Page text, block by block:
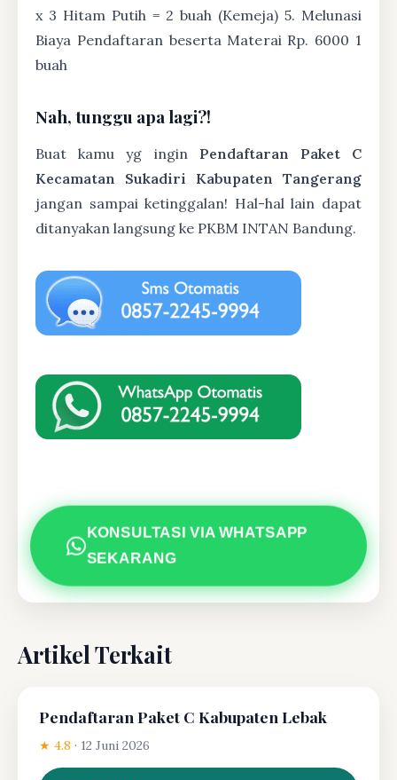
x 3 Hitam Putih = 2 buah (Kemeja) 5. Melunasi
Biaya Pendaftaran beserta Materai Rp. 6000 1
buah
Nah, tunggu apa lagi?!
Buat kamu yg ingin Pendaftaran Paket C
Kecamatan Sukadiri Kabupaten Tangerang
jangan sampai ketinggalan! Hal-hal lain dapat
ditanyakan langsung ke PKBM INTAN Bandung.
KONSULTASI VIA WHATSAPP
SEKARANG
Artikel Terkait
Pendaftaran Paket C Kabupaten Lebak
★ 4.8 · 12 Juni 2026